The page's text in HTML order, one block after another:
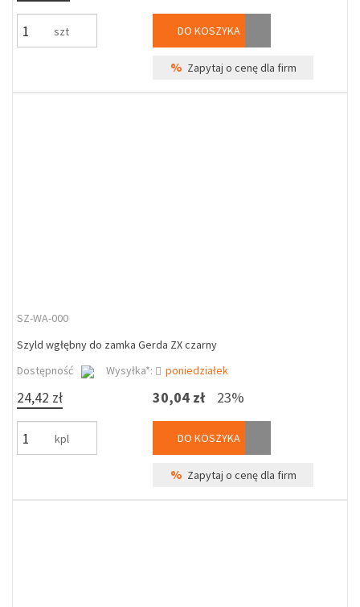
szt DO KOSZYKA
% Zapytaj o cenę dla firm
SZ-WA-000
Szyld wgłębny do zamka Gerda ZX czarny
Dostępność
Wysyłka*: poniedziałek
24,42 zł
kpl
30,04 zł 23%
DO KOSZYKA
% Zapytaj o cenę dla firm